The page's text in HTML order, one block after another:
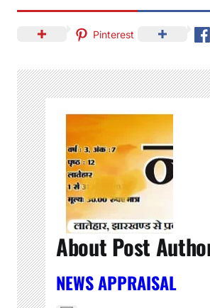
Pinterest
About Post
NEWS APPRAISAL